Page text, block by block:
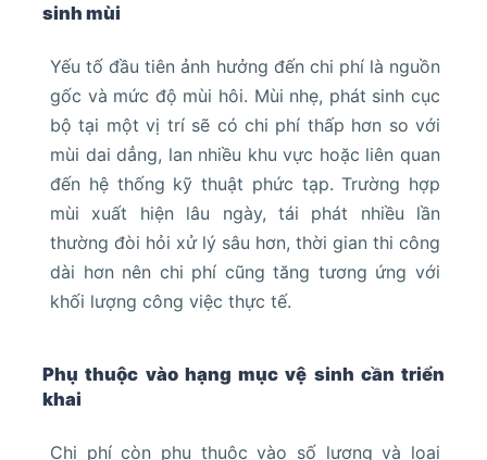
sinh mùi
Yếu tố đầu tiên ảnh hưởng đến chi phí là nguồn
gốc và mức độ mùi hôi. Mùi nhẹ, phát sinh cục
bộ tại một vị trí sẽ có chi phí thấp hơn so với
mùi dai dẳng, lan nhiều khu vực hoặc liên quan
đến hệ thống kỹ thuật phức tạp. Trường hợp
mùi xuất hiện lâu ngày, tái phát nhiều lần
thường đòi hỏi xử lý sâu hơn, thời gian thi công
dài hơn nên chi phí cũng tăng tương ứng với
khối lượng công việc thực tế.
Phụ thuộc vào hạng mục vệ sinh cần triển
khai
Chi phí còn phụ thuộc vào số lượng và loại